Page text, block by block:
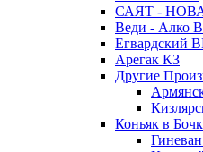
САЯТ -
Веди - Алко
Егвардский
Арегак КЗ
Другие
Коньяк в